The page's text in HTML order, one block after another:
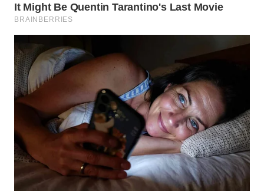
WN
TANJUNG
LESUNG
WN
KARO
WN
SIMALUNGUN
LABUHANBATU